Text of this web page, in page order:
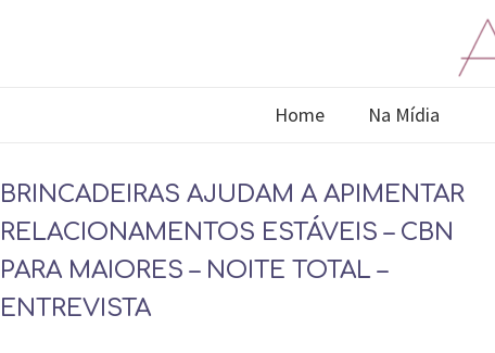
Home Na Mídia
BRINCADEIRAS AJUDAM A APIMENTAR
RELACIONAMENTOS ESTÁVEIS – CBN
PARA MAIORES – NOITE TOTAL –
ENTREVISTA